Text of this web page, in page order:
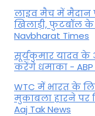
लाइव मैच में मैदान
खिलाड़ी, फुटबॉल
Navbharat Times
सूर्यकुमार यादव
करेंगे धमाका - ABP
WTC में भारत के
मुकाबला हारने पर
Aaj Tak News